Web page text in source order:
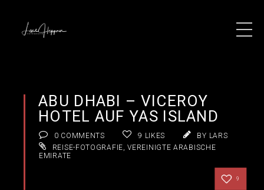
ABU DHABI – VICEROY
HOTEL AUF YAS ISLAND
0 COMMENTS 9 LIKES
BY LARS
REISE-FOTOGRAFIE,VEREINIGTE ARABISCHE
EMIRATE
9